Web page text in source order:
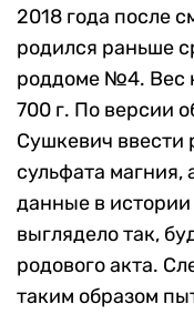
2018 года после
родился раньше
роддоме №4. Вес
700 г. По версии
Сушкевич ввести
сульфата
данные в
выглядело так,
родового акта.
таким образом